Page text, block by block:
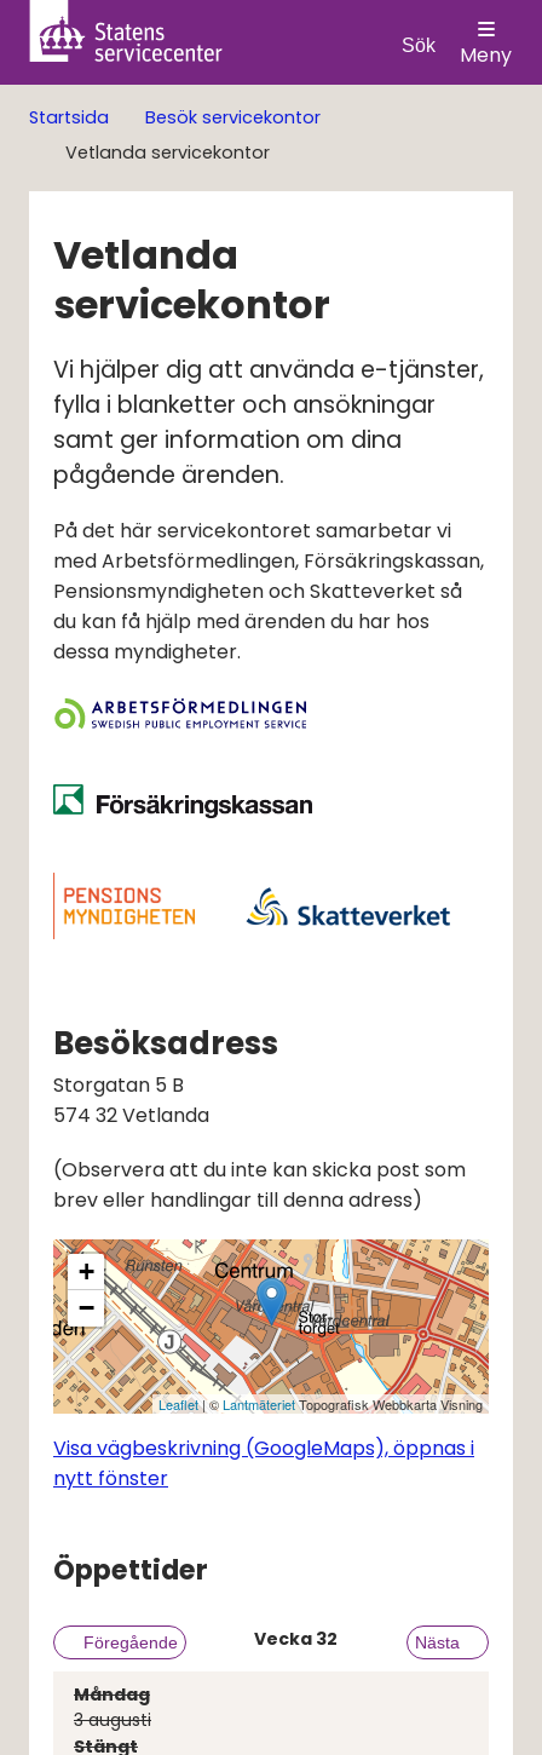
Sök Meny
Startsida
Besök servicekontor
Vetlanda servicekontor
Vetlanda
servicekontor
Vi hjälper dig att använda e-tjänster,
fylla i blanketter och ansökningar
samt ger information om dina
pågående ärenden.
På det här servicekontoret samarbetar vi
med Arbetsförmedlingen, Försäkringskassan,
Pensionsmyndigheten och Skatteverket så
du kan få hjälp med ärenden du har hos
dessa myndigheter.
Besöksadress
Storgatan 5 B
574 32 Vetlanda
(Observera att du inte kan skicka post som
brev eller handlingar till denna adress)
+
−
Leaflet| ©LantmäterietTopografisk Webbkarta Visning
Visa vägbeskrivning (GoogleMaps), öppnas i
nytt fönster
Öppettider
Föregående vecka
Föregående Vecka 32 Nästa vecka
Nästa
Måndag
3augusti
Stängt